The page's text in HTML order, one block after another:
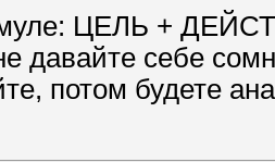
ЦЕЛЬ +
давайте себе
потом будете